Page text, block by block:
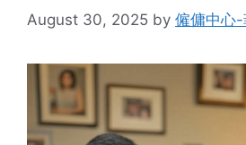
August 30, 2025 by 僱傭中心